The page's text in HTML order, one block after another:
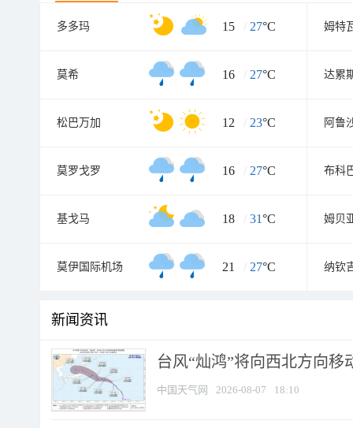
多多玛 15 / 27°C 姆特
莫希 16 / 27°C 达累
松巴万加 12 / 23°C 阿鲁
莫罗戈罗 16 / 27°C 布科
基戈马 18 / 31°C 姆贝
莫伊国际机场 21 / 27°C 纳钦
新闻资讯
台风“灿鸿”将向西北方向移
中国天气网 2026-08-07 18:10